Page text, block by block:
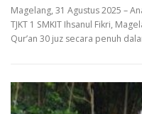
Magelang, 31 Agustus 2025 –
TJKT 1 SMKIT Ihsanul Fikri,
Qur’an 30 juz secara penuh